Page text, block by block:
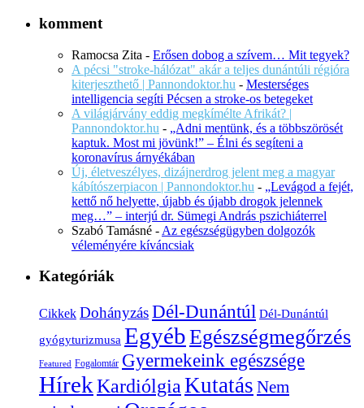
komment
Ramocsa Zita - Erősen dobog a szívem… Mit tegyek?
A pécsi "stroke-hálózat" akár a teljes dunántúli régióra
kiterjeszthető | Pannondoktor.hu - Mesterséges
intelligencia segíti Pécsen a stroke-os betegeket
A világjárvány eddig megkímélte Afrikát? |
Pannondoktor.hu - „Adni mentünk, és a többszörösét
kaptuk. Most mi jövünk!” – Élni és segíteni a
koronavírus árnyékában
Új, életveszélyes, dizájnerdrog jelent meg a magyar
kábítószerpiacon | Pannondoktor.hu - „Levágod a fejét,
kettő nő helyette, újabb és újabb drogok jelennek
meg…” – interjú dr. Sümegi András pszichiáterrel
Szabó Tamásné - Az egészségügyben dolgozók
véleményére kíváncsiak
Kategóriák
Cikkek DohányzásDél-Dunántúl Dél-Dunántúl
gyógyturizmusa EgyébEgészségmegőrzés
Featured Fogalomtár Gyermekeink egészsége
HírekKardiólgia Kutatás Nem